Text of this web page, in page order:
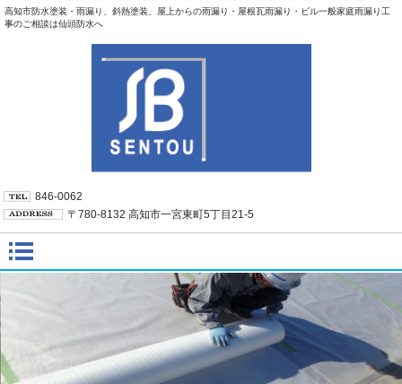
高知市防水塗装・雨漏り、斜熱塗装、屋上からの雨漏り・屋根瓦雨漏り・ビル一般家庭雨漏り工
事のご相談は仙頭防水へ
846-0062
〒780-8132 高知市一宮東町5丁目21-5